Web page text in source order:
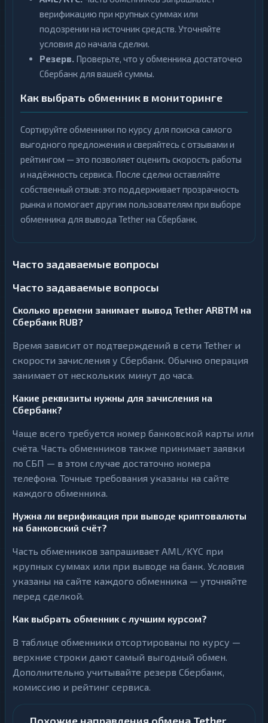
верификацию при крупных суммах или
подозрении на источник средств. Уточняйте
условия до начала сделки.
Резерв. Проверьте, что у обменника достаточно
Сбербанк для вашей суммы.
Как выбрать обменник в мониторинге
Сортируйте обменники по курсу для поиска самого
выгодного предложения и сверяйтесь с отзывами и
рейтингом — это позволяет оценить скорость работы
и надёжность сервиса. После сделки оставляйте
собственный отзыв: это поддерживает прозрачность
рынка и помогает другим пользователям при выборе
обменника для вывода Tether на Сбербанк.
Часто задаваемые вопросы
Часто задаваемые вопросы
Сколько времени занимает вывод Tether ARBTM на
Сбербанк RUB?
Время зависит от подтверждений в сети Tether и
скорости зачисления у Сбербанк. Обычно операция
занимает от нескольких минут до часа.
Какие реквизиты нужны для зачисления на
Сбербанк?
Чаще всего требуется номер банковской карты или
счёта. Часть обменников также принимает заявки
по СБП — в этом случае достаточно номера
телефона. Точные требования указаны на сайте
каждого обменника.
Нужна ли верификация при выводе криптовалюты
на банковский счёт?
Часть обменников запрашивает AML/KYC при
крупных суммах или при выводе на банк. Условия
указаны на сайте каждого обменника — уточняйте
перед сделкой.
Как выбрать обменник с лучшим курсом?
В таблице обменники отсортированы по курсу —
верхние строки дают самый выгодный обмен.
Дополнительно учитывайте резерв Сбербанк,
комиссию и рейтинг сервиса.